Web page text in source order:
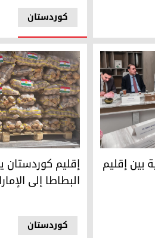
کوردستان
بين إقليم إقليم كوردستان يصدّر 1000 طن من البطاطا إلى
کوردستان
البطاطا إلى